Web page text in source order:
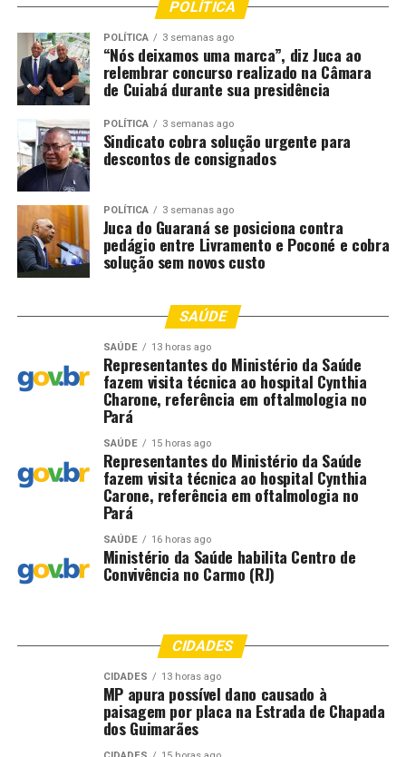
Bombeiro salva recém-nascido de quatro dias que
engasgou com leite materno
POLÍTICA
POLÍTICA 3 semanas ago
“Nós deixamos uma marca”, diz Juca ao
relembrar concurso realizado na Câmara
de Cuiabá durante sua presidência
POLÍTICA 3 semanas ago
Sindicato cobra solução urgente para
descontos de consignados
POLÍTICA 3 semanas ago
Juca do Guaraná se posiciona contra
pedágio entre Livramento e Poconé e cobra
solução sem novos custo
SAÚDE
SAÚDE 13 horas ago
Representantes do Ministério da Saúde
fazem visita técnica ao hospital Cynthia
Charone, referência em oftalmologia no
Pará
SAÚDE 15 horas ago
Representantes do Ministério da Saúde
fazem visita técnica ao hospital Cynthia
Carone, referência em oftalmologia no
Pará
SAÚDE 16 horas ago
Ministério da Saúde habilita Centro de
Convivência no Carmo (RJ)
CIDADES
CIDADES 13 horas ago
MP apura possível dano causado à
paisagem por placa na Estrada de Chapada
dos Guimarães